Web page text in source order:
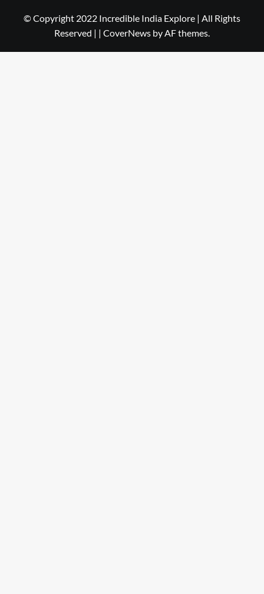
© Copyright 2022 Incredible India Explore | All Rights
Reserved | | CoverNews by AF themes.